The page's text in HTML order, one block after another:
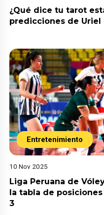
¿Qué dice tu tarot
predicciones de Uriel
Entretenimiento
10 Nov 2025
Liga Peruana de
la tabla de
3